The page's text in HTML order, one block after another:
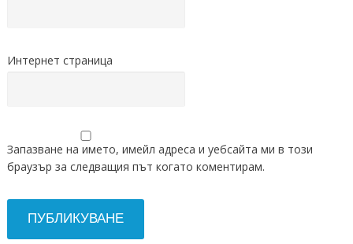
Интернет страница
Запазване на името, имейл адреса и уебсайта ми в този
браузър за следващия път когато коментирам.